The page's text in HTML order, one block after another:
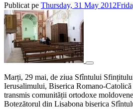
Publicat pe Thursday, 31 May 2012
Marți, 29 mai, de ziua Sfîntului
Ierusalimului, Biserica Romano-
transmis comunității ortodoxe
Botezătorul din Lisabona biserica